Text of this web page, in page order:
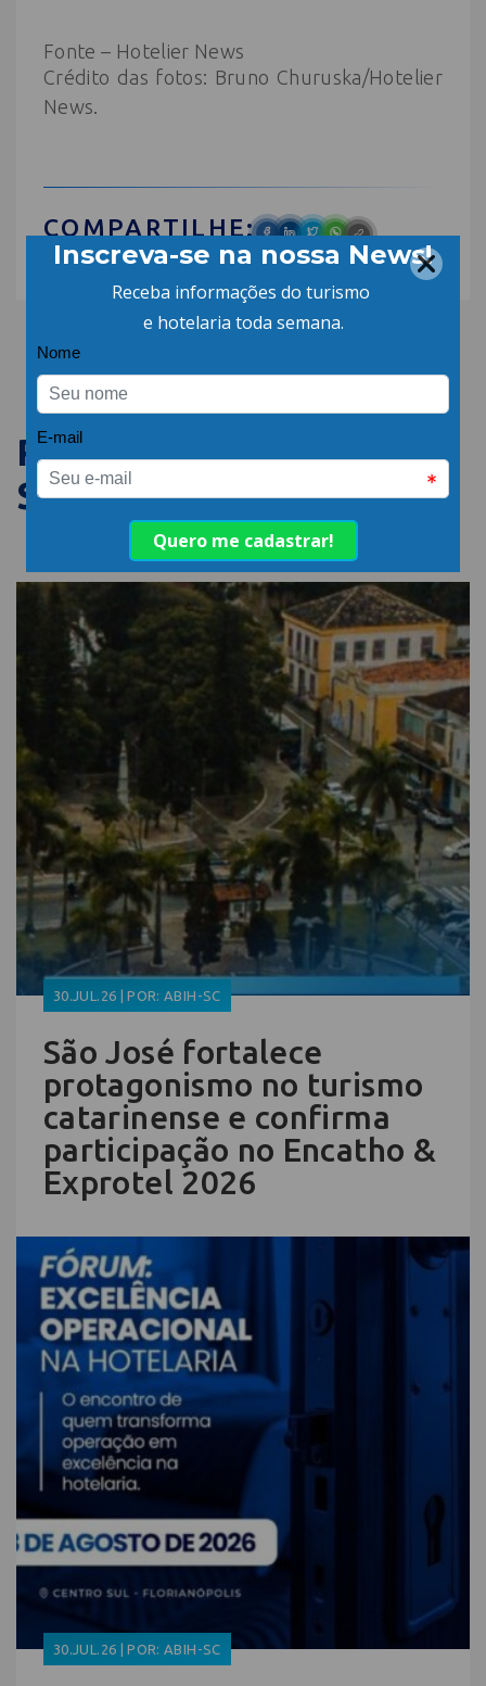
Fonte – Hotelier News
Crédito das fotos: Bruno Churuska/Hotelier
News.
COMPARTILHE:
PUBLICAÇÕES
SEMELHANTES
30.JUL.26 | POR: ABIH-SC
São José fortalece
protagonismo no turismo
catarinense e confirma
participação no Encatho &
Exprotel 2026
30.JUL.26 | POR: ABIH-SC